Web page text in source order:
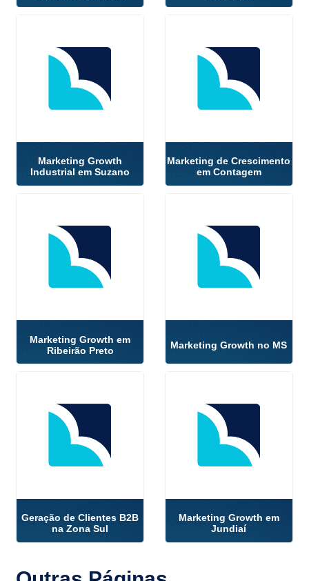
Marketing Growth
Industrial em Suzano
Marketing de Crescimento
em Contagem
Marketing Growth em
Ribeirão Preto
Marketing Growth no MS
Geração de Clientes B2B
na Zona Sul
Marketing Growth em
Jundiaí